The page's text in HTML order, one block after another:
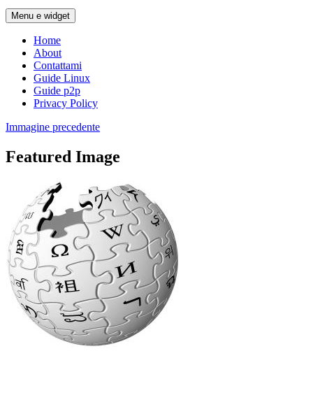
Menu e widget
Home
About
Contattami
Guide Linux
Guide p2p
Privacy Policy
Immagine precedente
Featured Image